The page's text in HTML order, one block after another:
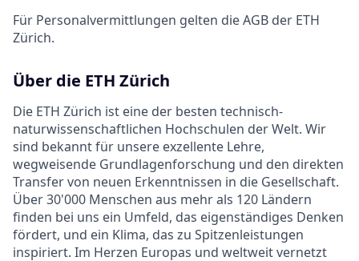
Für Personalvermittlungen gelten die AGB der ETH
Zürich.
Über die ETH Zürich
Die ETH Zürich ist eine der besten technisch-
naturwissenschaftlichen Hochschulen der Welt. Wir
sind bekannt für unsere exzellente Lehre,
wegweisende Grundlagenforschung und den direkten
Transfer von neuen Erkenntnissen in die Gesellschaft.
Über 30'000 Menschen aus mehr als 120 Ländern
finden bei uns ein Umfeld, das eigenständiges Denken
fördert, und ein Klima, das zu Spitzenleistungen
inspiriert. Im Herzen Europas und weltweit vernetzt